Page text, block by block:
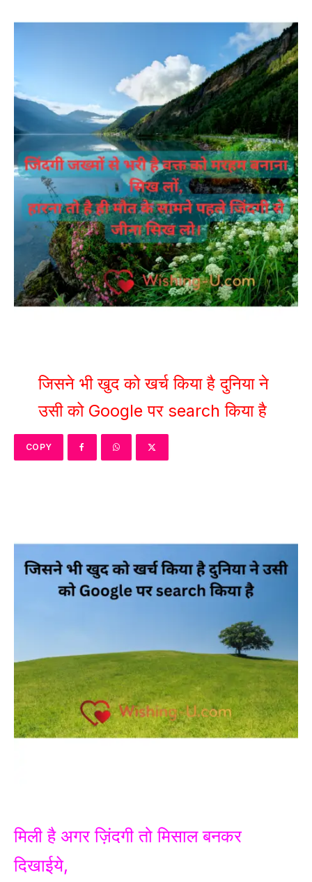
जिसने भी खुद को खर्च किया है दुनिया ने
उसी को Google पर search किया है
COPY
मिली है अगर ज़िंदगी तो मिसाल बनकर
दिखाईये,